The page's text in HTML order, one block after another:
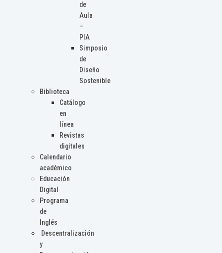
de
Aula
–
PIA
Simposio
de
Diseño
Sostenible
Biblioteca
Catálogo
en
línea
Revistas
digitales
Calendario
académico
Educación
Digital
Programa
de
Inglés
Descentralización
y